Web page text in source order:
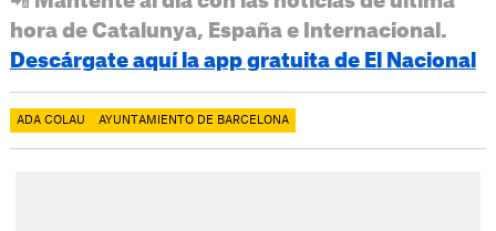
hora de Catalunya, España e Internacional.
Descárgate aquí la app gratuita de El Nacional
ADA COLAU AYUNTAMIENTO DE BARCELONA